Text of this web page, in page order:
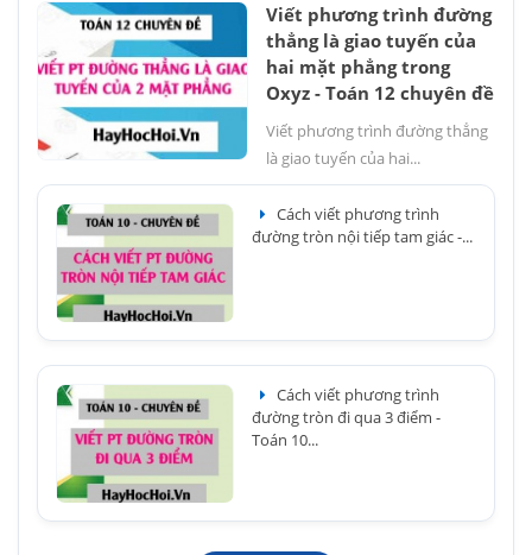
Viết phương trình đường
thẳng là giao tuyến của
hai mặt phẳng trong
Oxyz - Toán 12 chuyên đề
Viết phương trình đường thẳng
là giao tuyến của hai...
Cách viết phương trình
đường tròn nội tiếp tam giác -...
Cách viết phương trình
đường tròn đi qua 3 điểm -
Toán 10...